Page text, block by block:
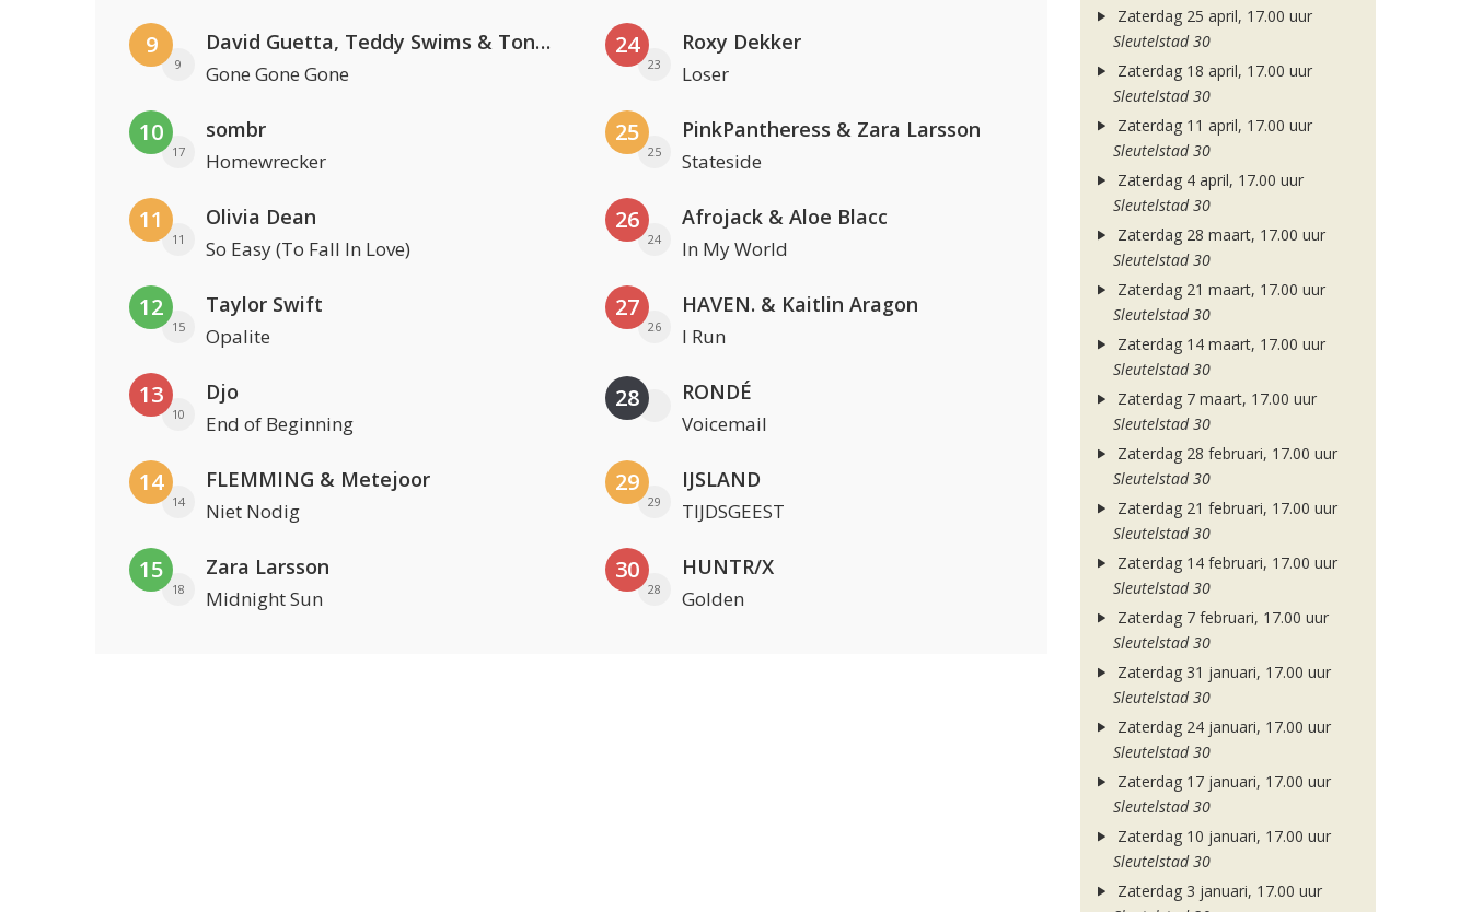
9
9
David Guetta, Teddy Swims & Tones And I
Gone Gone Gone
10
17
sombr
Homewrecker
11
11
Olivia Dean
So Easy (To Fall In Love)
12
15
Taylor Swift
Opalite
13
10
Djo
End of Beginning
14
14
FLEMMING & Metejoor
Niet Nodig
15
18
Zara Larsson
Midnight Sun
24
23
Roxy Dekker
Loser
25
25
PinkPantheress & Zara Larsson
Stateside
26
24
Afrojack & Aloe Blacc
In My World
27
26
HAVEN. & Kaitlin Aragon
I Run
28 RONDÉ
Voicemail
29
29
IJSLAND
TIJDSGEEST
30
28
HUNTR/X
Golden
Zaterdag 25 april, 17.00 uur
Sleutelstad 30
Zaterdag 18 april, 17.00 uur
Sleutelstad 30
Zaterdag 11 april, 17.00 uur
Sleutelstad 30
Zaterdag 4 april, 17.00 uur
Sleutelstad 30
Zaterdag 28 maart, 17.00 uur
Sleutelstad 30
Zaterdag 21 maart, 17.00 uur
Sleutelstad 30
Zaterdag 14 maart, 17.00 uur
Sleutelstad 30
Zaterdag 7 maart, 17.00 uur
Sleutelstad 30
Zaterdag 28 februari, 17.00 uur
Sleutelstad 30
Zaterdag 21 februari, 17.00 uur
Sleutelstad 30
Zaterdag 14 februari, 17.00 uur
Sleutelstad 30
Zaterdag 7 februari, 17.00 uur
Sleutelstad 30
Zaterdag 31 januari, 17.00 uur
Sleutelstad 30
Zaterdag 24 januari, 17.00 uur
Sleutelstad 30
Zaterdag 17 januari, 17.00 uur
Sleutelstad 30
Zaterdag 10 januari, 17.00 uur
Sleutelstad 30
Zaterdag 3 januari, 17.00 uur